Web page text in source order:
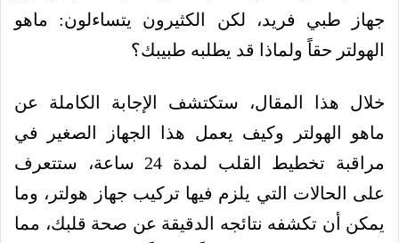
جهاز طبي فريد، لكن الكثيرون يتساءلون: ماهو
الهولتر حقاً ولماذا قد يطلبه طبيبك؟
خلال هذا المقال، ستكتشف الإجابة الكاملة عن
ماهو الهولتر وكيف يعمل هذا الجهاز الصغير في
مراقبة تخطيط القلب لمدة 24 ساعة، ستتعرف
على الحالات التي يلزم فيها تركيب جهاز هولتر، وما
يمكن أن تكشفه نتائجه الدقيقة عن صحة قلبك، مما